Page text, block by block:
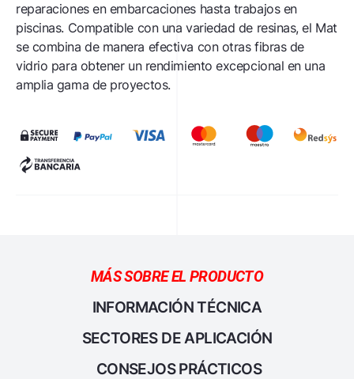
reparaciones en embarcaciones hasta trabajos en
piscinas. Compatible con una variedad de resinas, el Mat
se combina de manera efectiva con otras fibras de
vidrio para obtener un rendimiento excepcional en una
amplia gama de proyectos.
MÁS SOBRE EL PRODUCTO
INFORMACIÓN TÉCNICA
SECTORES DE APLICACIÓN
CONSEJOS PRÁCTICOS